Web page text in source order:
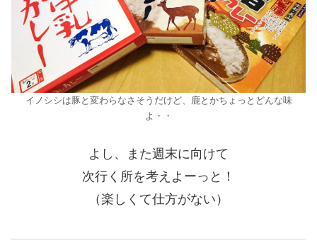
イノシシは豚と変わらなさそうだけど、鹿とかちょっとどんな味
よ・・
よし、また週末に向けて
次行く所を考えよーっと！
（楽しくて仕方がない）